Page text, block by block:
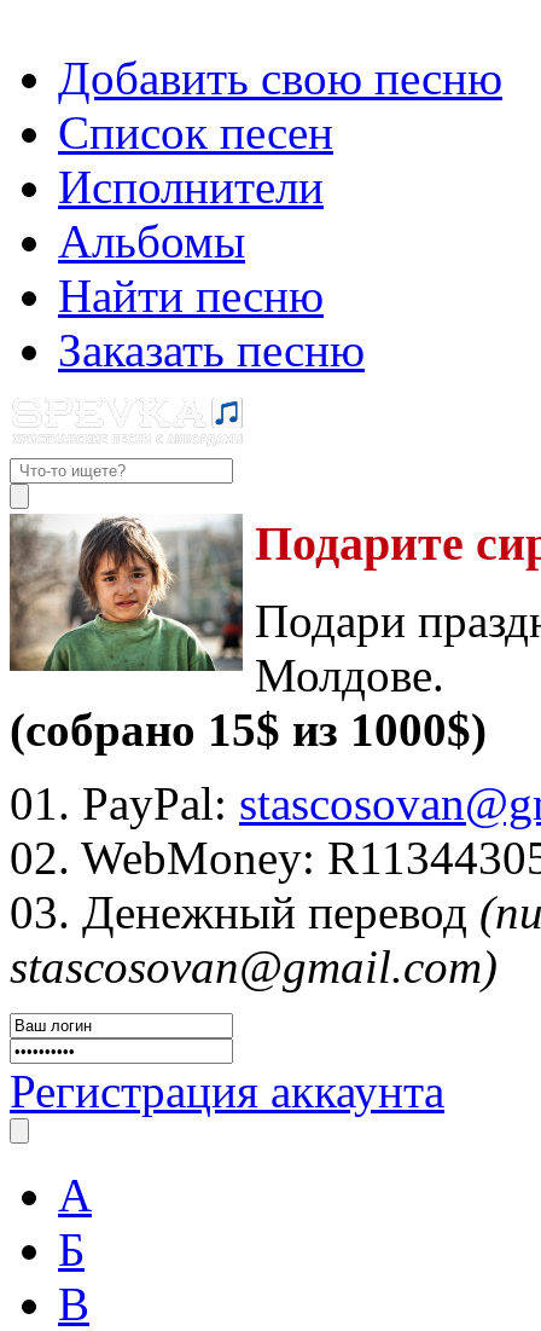
Добавить свою песню
Список песен
Исполнители
Альбомы
Найти песню
Заказать песню
Подарите
Подари
Молдове.
(собрано 15$ из 1000$)
01. PayPal:
02. WebMoney:
03. Денежный перевод
stascosovan@gmail.com)
Регистрация аккаунта
А
Б
В